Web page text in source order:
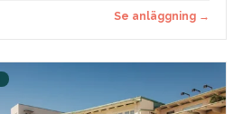
Se anläggning →